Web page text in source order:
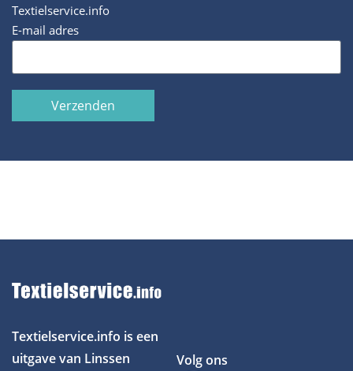
Textielservice.info
E-mail adres
Verzenden
Textielservice.info is een
uitgave van Linssen
Volg ons